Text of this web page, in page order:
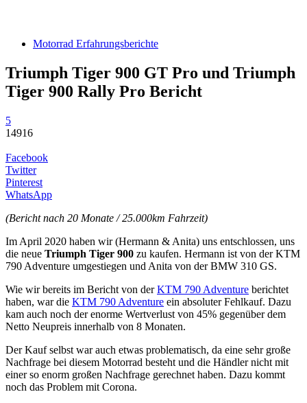
Motorrad Erfahrungsberichte
Triumph Tiger 900 GT Pro und Triumph
Tiger 900 Rally Pro Bericht
5
14916
Facebook
Twitter
Pinterest
WhatsApp
(Bericht nach 20 Monate / 25.000km Fahrzeit)
Im April 2020 haben wir (Hermann & Anita) uns entschlossen, uns
die neue Triumph Tiger 900 zu kaufen. Hermann ist von der KTM
790 Adventure umgestiegen und Anita von der BMW 310 GS.
Wie wir bereits im Bericht von derKTM 790 Adventure berichtet
haben, war die KTM 790 Adventure ein absoluter Fehlkauf. Dazu
kam auch noch der enorme Wertverlust von 45% gegenüber dem
Netto Neupreis innerhalb von 8 Monaten.
Der Kauf selbst war auch etwas problematisch, da eine sehr große
Nachfrage bei diesem Motorrad besteht und die Händler nicht mit
einer so enorm großen Nachfrage gerechnet haben. Dazu kommt
noch das Problem mit Corona.